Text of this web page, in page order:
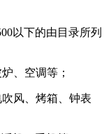
以下的由目录所列
、空调等；
风、烤箱、钟表